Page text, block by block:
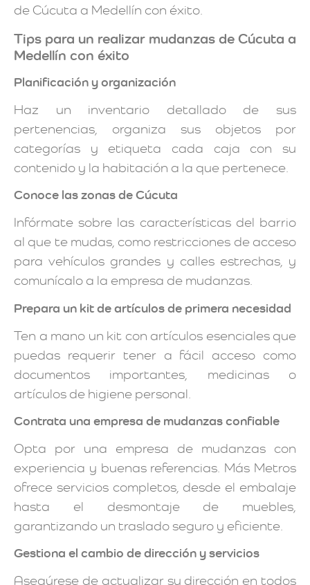
de Cúcuta a Medellín con éxito.
Tips para un realizar mudanzas de Cúcuta a
Medellín con éxito
Planificación y organización
Haz un inventario detallado de sus
pertenencias, organiza sus objetos por
categorías y etiqueta cada caja con su
contenido y la habitación a la que pertenece.
Conoce las zonas de Cúcuta
Infórmate sobre las características del barrio
al que te mudas, como restricciones de acceso
para vehículos grandes y calles estrechas, y
comunícalo a la empresa de mudanzas.
Prepara un kit de artículos de primera necesidad
Ten a mano un kit con artículos esenciales que
puedas requerir tener a fácil acceso como
documentos importantes, medicinas o
artículos de higiene personal.
Contrata una empresa de mudanzas confiable
Opta por una empresa de mudanzas con
experiencia y buenas referencias. Más Metros
ofrece servicios completos, desde el embalaje
hasta el desmontaje de muebles,
garantizando un traslado seguro y eficiente.
Gestiona el cambio de dirección y servicios
Asegúrese de actualizar su dirección en todos